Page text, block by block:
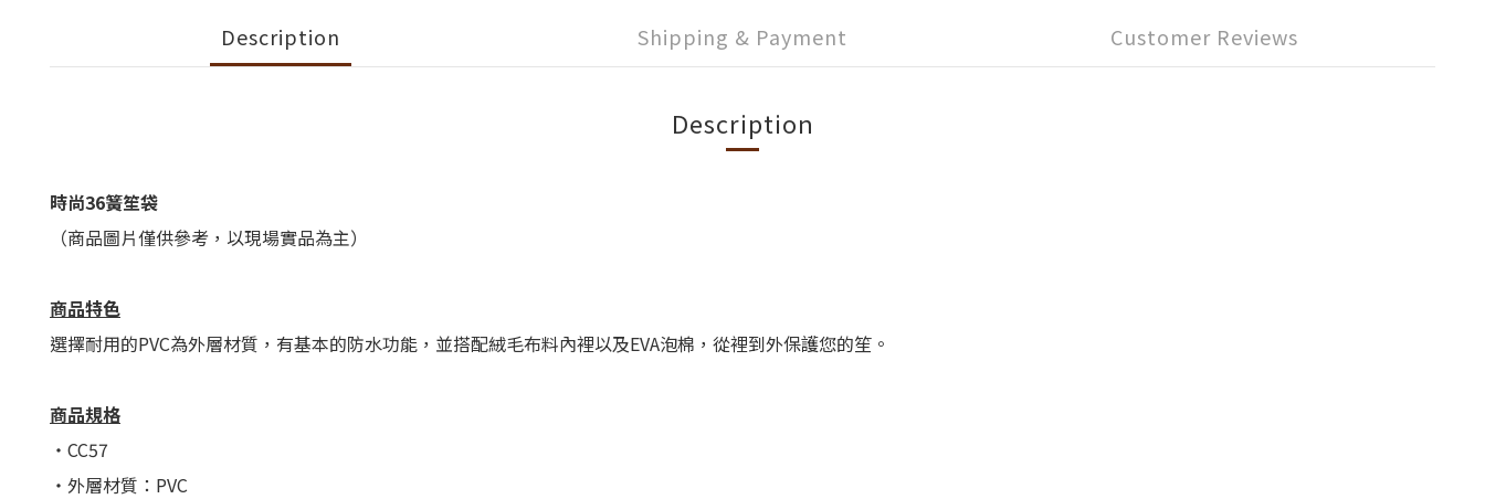
Description Shipping & Payment Customer Reviews
Description
時尚36簧笙袋
（商品圖片僅供參考，以現場實品為主）
商品特色
選擇耐用的PVC為外層材質，有基本的防水功能，並搭配絨毛布料內裡以及EVA泡棉，從裡到外保護您的笙。
商品規格
・CC57
・外層材質： PVC